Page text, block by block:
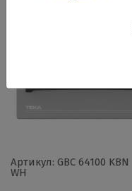
Артикул: GBC 64100 KBN
WH